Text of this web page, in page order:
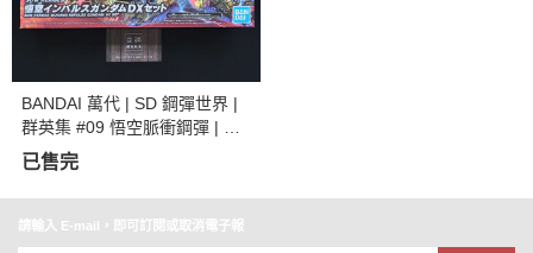
BANDAI 萬代 | SD 鋼彈世界 |
群英集 #09 悟空脈衝鋼彈 | DX
套組 | 組裝模型
已售完
請輸入 E-mail，即可訂閱或取消電子報